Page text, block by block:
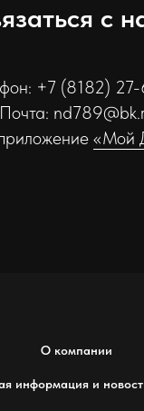
с
+7 (8182)
Почта:
«Мой
О компании
информация и